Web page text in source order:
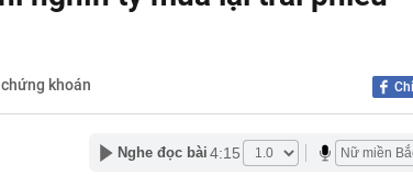
USD/ounce, chuyên gia dự báo 'thời của bạc' sắp tới
triển vắc-xin mới điều trị 3 bệnh ung thư nguy hiểm
cao nhất gần 2 tháng, quỹ vàng lớn nhất thế giới tiếp
khoán
Nghe đọc bài 4:15